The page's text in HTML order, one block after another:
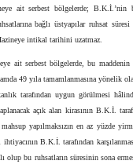
ait serbest bölgelerde; B.K.İ.’nin
bağlı üstyapılar ruhsat
intikal tarihini uzatmaz.
ait serbest bölgelerde, bu
49 yıla tamamlanmasına yönelik
tarafından uygun görülmesi
açık alan kirasının B.K.İ.
yapılmaksızın en az yüzde
ihtiyacının B.K.İ. tarafından
olup bu ruhsatların süresinin sona